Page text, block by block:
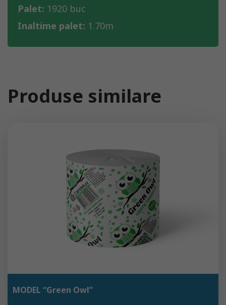
Palet: 1920 buc
Inaltime palet: 1.70m
Produse similare
MODEL “Green Owl”